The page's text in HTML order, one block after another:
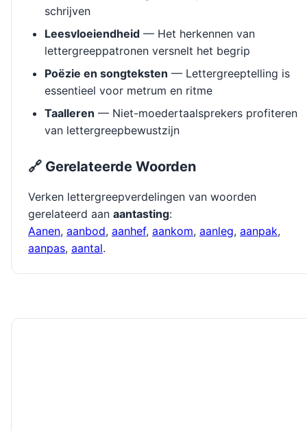
schrijven
Leesvloeiendheid — Het herkennen van
lettergreeppatronen versnelt het begrip
Poëzie en songteksten — Lettergreeptelling is
essentieel voor metrum en ritme
Taalleren — Niet-moedertaalsprekers profiteren
van lettergreepbewustzijn
🔗 Gerelateerde Woorden
Verken lettergreepverdelingen van woorden
gerelateerd aan aantasting:
Aanen, aanbod, aanhef, aankom, aanleg, aanpak,
aanpas, aantal.